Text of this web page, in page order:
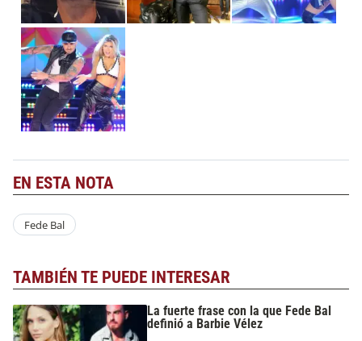
EN ESTA NOTA
Fede Bal
TAMBIÉN TE PUEDE INTERESAR
La fuerte frase con la que Fede Bal
definió a Barbie Vélez